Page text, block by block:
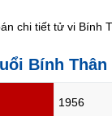
chi tiết tử vi Bính
Bính Thân
1956